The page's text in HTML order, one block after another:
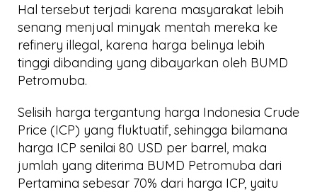
Hal tersebut terjadi karena masyarakat lebih
senang menjual minyak mentah mereka ke
refinery illegal, karena harga belinya lebih
tinggi dibanding yang dibayarkan oleh BUMD
Petromuba.
Selisih harga tergantung harga Indonesia Crude
Price (ICP) yang fluktuatif, sehingga bilamana
harga ICP senilai 80 USD per barrel, maka
jumlah yang diterima BUMD Petromuba dari
Pertamina sebesar 70% dari harga ICP, yaitu